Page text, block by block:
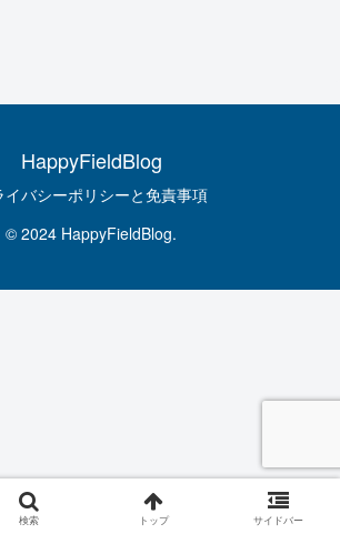
HappyFieldBlog
イバシーポリシーと免責事項
© 2024 HappyFieldBlog.
検索 トップ サイドバー